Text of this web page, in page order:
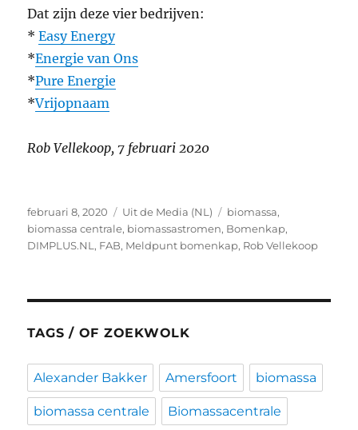
Dat zijn deze vier bedrijven:
*Easy Energy
*Energie van Ons
*Pure Energie
*Vrijopnaam
Rob Vellekoop, 7 februari 2020
Geplaatst
op
februari 8, 2020 Categorieën
Uit de Media (NL) Tags
biomassa,
biomassa centrale, biomassastromen, Bomenkap,
DIMPLUS.NL , FAB, Meldpunt bomenkap, Rob Vellekoop
TAGS / OF ZOEKWOLK
Alexander Bakker Amersfoort biomassa
biomassa centrale Biomassacentrale